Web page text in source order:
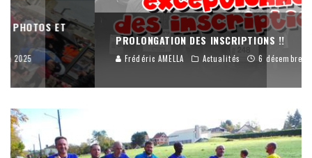
PROLONGATION DES INSCRIPTIONS !!
Frédéric AMELLA Actualités 6 décembre 2025